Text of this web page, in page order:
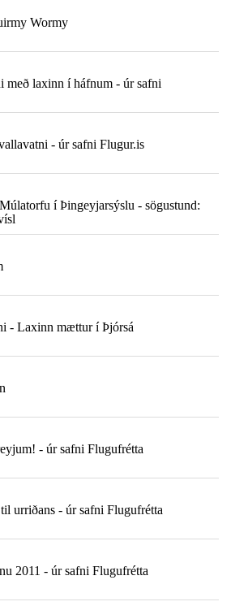
Wormy
með laxinn í háfnum - úr safni
- úr safni Flugur.is
í Þingeyjarsýslu - sögustund:
- Laxinn mættur í Þjórsá
- úr safni Flugufrétta
urriðans - úr safni Flugufrétta
2011 - úr safni Flugufrétta